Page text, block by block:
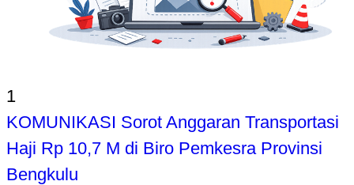
1
KOMUNIKASI Sorot Anggaran Transportasi
Haji Rp 10,7 M di Biro Pemkesra Provinsi
Bengkulu